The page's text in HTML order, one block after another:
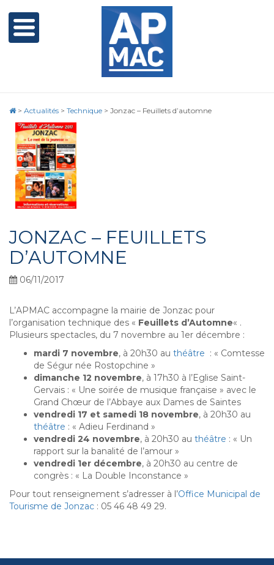
> Actualités > Technique > Jonzac – Feuillets d’automne
JONZAC – FEUILLETS
D’AUTOMNE
06/11/2017
L’APMAC accompagne la mairie de Jonzac pour
l’organisation technique des « Feuillets d’Automne« .
Plusieurs spectacles, du 7 novembre au 1er décembre :
mardi 7 novembre, à 20h30 au théâtre : « Comtesse
de Ségur née Rostopchine »
dimanche 12 novembre, à 17h30 à l’Eglise Saint-
Gervais : « Une soirée de musique française » avec le
Grand Chœur de l’Abbaye aux Dames de Saintes
vendredi 17 et samedi 18 novembre, à 20h30 au
théâtre : « Adieu Ferdinand »
vendredi 24 novembre, à 20h30 au théâtre : « Un
rapport sur la banalité de l’amour »
vendredi 1er décembre, à 20h30 au centre de
congrès : « La Double Inconstance »
Pour tout renseignement s’adresser à l’Office Municipal de
Tourisme de Jonzac : 05 46 48 49 29.